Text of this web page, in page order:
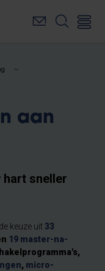
aan
hart sneller
keuze uit 33
19 master-na-
, micro-